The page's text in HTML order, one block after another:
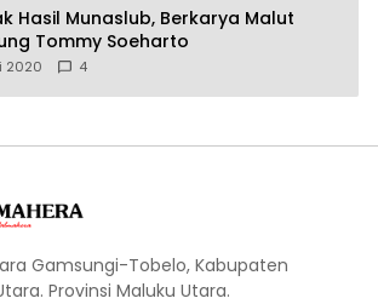
Hasil Munaslub, Berkarya Malut
Tommy Soeharto
2020 4
Gamsungi-Tobelo, Kabupaten
Provinsi Maluku Utara.